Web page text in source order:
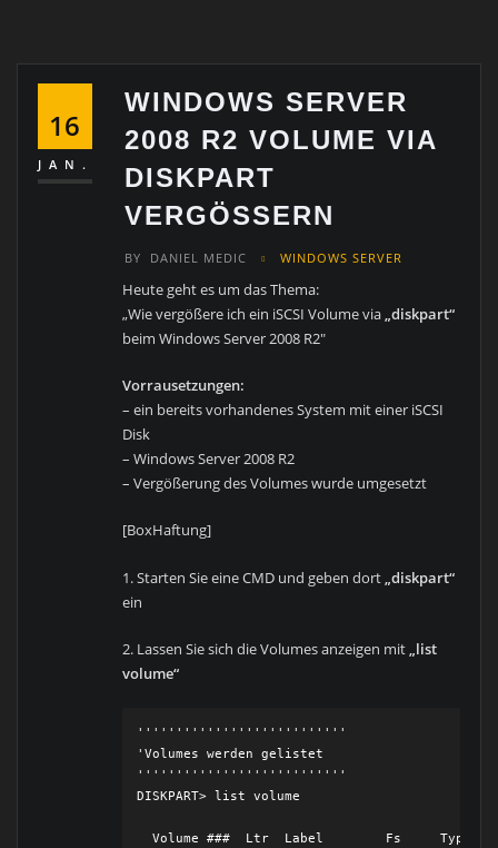
16
JAN.
WINDOWS SERVER
2008 R2 VOLUME VIA
DISKPART
VERGÖSSERN
BY DANIEL MEDIC WINDOWS SERVER
Heute geht es um das Thema:
„Wie vergößere ich ein iSCSI Volume via„diskpart“
beim Windows Server 2008 R2″
Vorrausetzungen:
– ein bereits vorhandenes System mit einer iSCSI
Disk
– Windows Server 2008 R2
– Vergößerung des Volumes wurde umgesetzt
[BoxHaftung]
1. Starten Sie eine CMD und geben dort„diskpart“
ein
2. Lassen Sie sich die Volumes anzeigen mit„list
volume“
'''''''''''''''''''''''''''
'Volumes werden gelistet
'''''''''''''''''''''''''''
DISKPART> list volume
Volume ###  Ltr  Label        Fs     Type